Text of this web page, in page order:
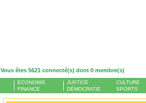
Vous êtes 5621 connecté(s) dont 0 membre(s)
ECONOMIE
FINANCE
JUSTICE
DÉMOCRATIE
CULTURE
SPORTS